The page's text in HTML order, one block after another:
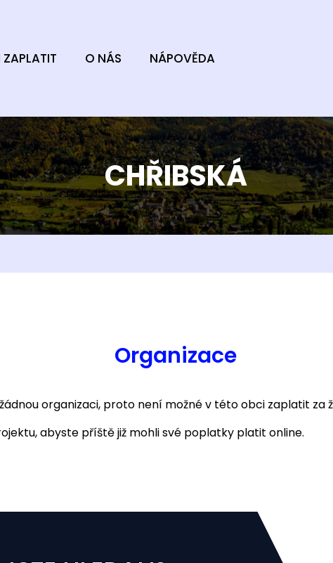
O NÁS NÁPOVĚDA
CHŘIBSKÁ
Organizace
organizaci, proto není možné v této obci zaplatit za
abyste příště již mohli své poplatky platit online.